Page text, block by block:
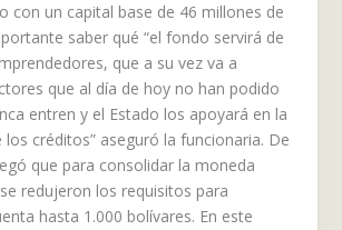
con un capital base de 46 millones de
saber qué “el fondo servirá de
que a su vez va a
que al día de hoy no han podido
entren y el Estado los apoyará en la
los créditos” aseguró la funcionaria. De
que para consolidar la moneda
redujeron los requisitos para
hasta 1.000 bolívares. En este